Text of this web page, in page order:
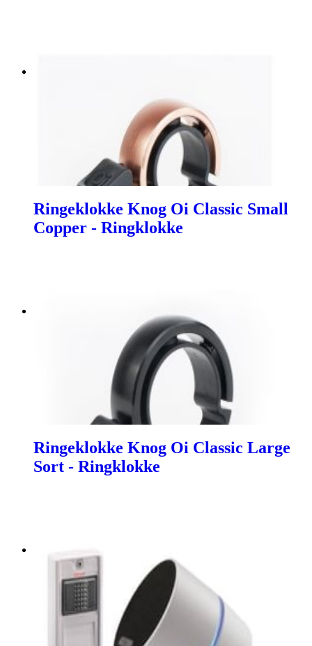
Ringeklokke Knog Oi Classic Small
Copper - Ringklokke
Ringeklokke Knog Oi Classic Large
Sort - Ringklokke